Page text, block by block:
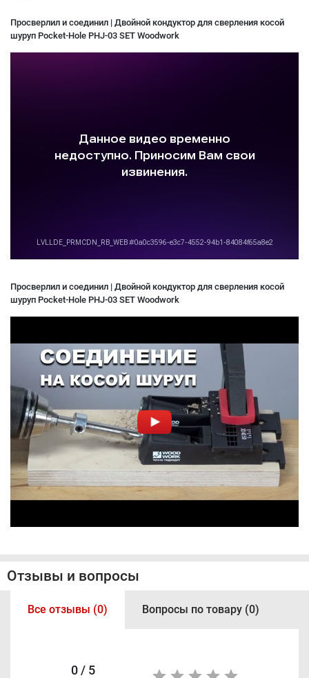
Просверлил и соединил | Двойной кондуктор для сверления косой
шуруп Pocket-Hole PHJ-03 SET Woodwork
Просверлил и соединил | Двойной кондуктор для сверления косой
шуруп Pocket-Hole PHJ-03 SET Woodwork
Отзывы и вопросы
Все отзывы (0) Вопросы по товару (0)
0 / 5